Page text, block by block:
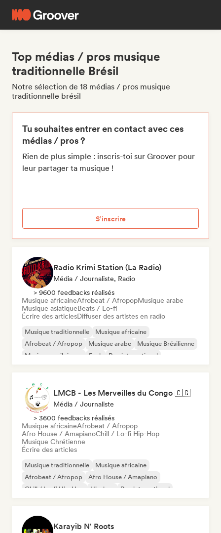
Top médias / pros musique
traditionnelle Brésil
Notre sélection de 18 médias / pros musique
traditionnelle brésil
Tu souhaites entrer en contact avec ces
médias / pros ?
Rien de plus simple : inscris-toi sur Groover pour
leur partager ta musique !
S’inscrire
Radio Krimi Station (La Radio)
Média / Journaliste, Radio
> 9600 feedbacks réalisés
Musique africaineAfrobeat / AfropopMusique arabe
Musique asiatiqueBeats / Lo-fi
Écrire des articlesDiffuser des artistes en radio
Musique traditionnelle
Musique africaine
Afrobeat / Afropop
Musique arabe
Musique Brésilienne
Musique caribéenne
Funk Rap international
LMCB - Les Merveilles du Congo 🇨🇬
Média / Journaliste
> 3600 feedbacks réalisés
Musique africaineAfrobeat / Afropop
Afro House / AmapianoChill / Lo-fi Hip-Hop
Musique Chrétienne
Écrire des articles
Musique traditionnelle
Musique africaine
Afrobeat / Afropop
Afro House / Amapiano
Chill / Lo-fi Hip-Hop
Hip-hop
Rap international
Karayib N' Roots